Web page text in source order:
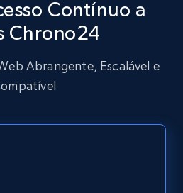
Comece grátis
information -
Address,
Bedrooms,
Contínuo a
Chrono24
Abrangente, Escalável e